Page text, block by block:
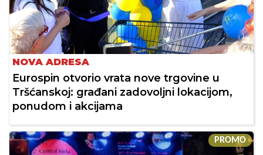
NOVA ADRESA
Eurospin otvorio vrata nove trgovine u
Tršćanskoj: građani zadovoljni lokacijom,
ponudom i akcijama
PROMO